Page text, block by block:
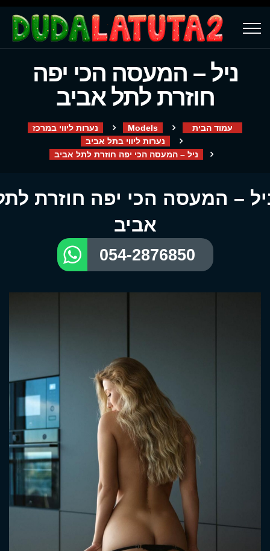
ניל – המעסה הכי יפה
חוזרת לתל אביב
עמוד הבית Models
נערות ליווי במרכז
נערות ליווי בתל אביב
ניל – המעסה הכי יפה חוזרת לתל אביב
– המעסה הכי יפה חוזרת
אביב
054-2876850